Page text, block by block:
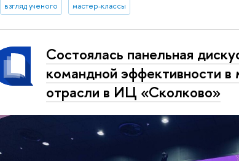
взгляд ученого мастер-классы
Состоялась панельная
командной эффективности в
отрасли в ИЦ «Сколково»